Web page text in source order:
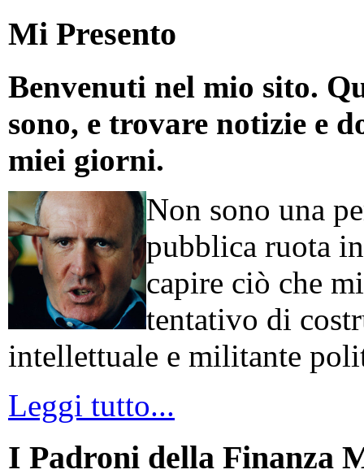
Mi Presento
Benvenuti nel mio sito.
sono, e trovare notizie e
miei giorni.
Non sono una
pubblica ruota
capire ciò che
tentativo di
intellettuale e militante
Leggi tutto...
I Padroni della Finanza